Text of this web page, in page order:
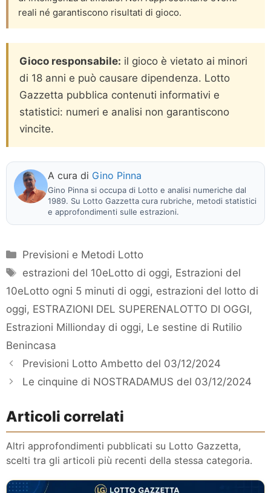
reali né garantiscono risultati di gioco.
Gioco responsabile: il gioco è vietato ai minori
di 18 anni e può causare dipendenza. Lotto
Gazzetta pubblica contenuti informativi e
statistici: numeri e analisi non garantiscono
vincite.
A cura di Gino Pinna
Gino Pinna si occupa di Lotto e analisi numeriche dal
1989. Su Lotto Gazzetta cura rubriche, metodi statistici
e approfondimenti sulle estrazioni.
Categorie
Previsioni e Metodi Lotto
Tag
estrazioni del 10eLotto di oggi, Estrazioni del
10eLotto ogni 5 minuti di oggi, estrazioni del lotto di
oggi, ESTRAZIONI DEL SUPERENALOTTO DI OGGI,
Estrazioni Millionday di oggi, Le sestine di Rutilio
Benincasa
Previsioni Lotto Ambetto del 03/12/2024
Le cinquine di NOSTRADAMUS del 03/12/2024
Articoli correlati
Altri approfondimenti pubblicati su Lotto Gazzetta,
scelti tra gli articoli più recenti della stessa categoria.